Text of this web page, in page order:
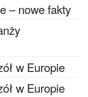
– nowe fakty
w Europie
w Europie